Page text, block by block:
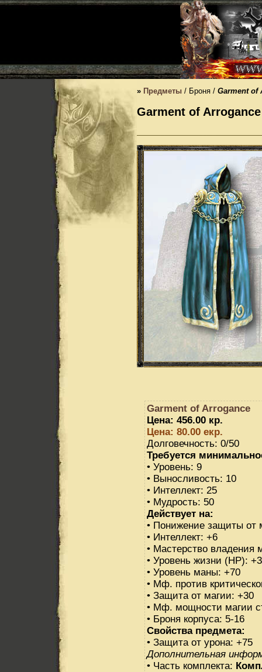
» Предметы / Броня / Garment of
Garment of Arrogance
Garment of Arrogance
Цена: 456.00 кр.
Цена: 80.00 екр.
Долговечность: 0/50
Требуется
• Уровень: 9
• Выносливость: 10
• Интеллект: 25
• Мудрость: 50
Действует на:
• Понижение защиты от
• Интеллект: +6
• Мастерство владения
• Уровень жизни (HP):
• Уровень маны: +70
• Мф. против
• Защита от магии: +30
• Мф. мощности магии
• Броня корпуса: 5-16
Свойства предмета:
• Защита от урона: +75
Дополнительная
• Часть комплекта: